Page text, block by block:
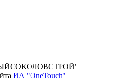
ИА "OneTouch"